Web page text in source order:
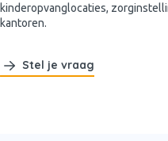
kinderopvanglocaties,
kantoren.
Stel je vraag